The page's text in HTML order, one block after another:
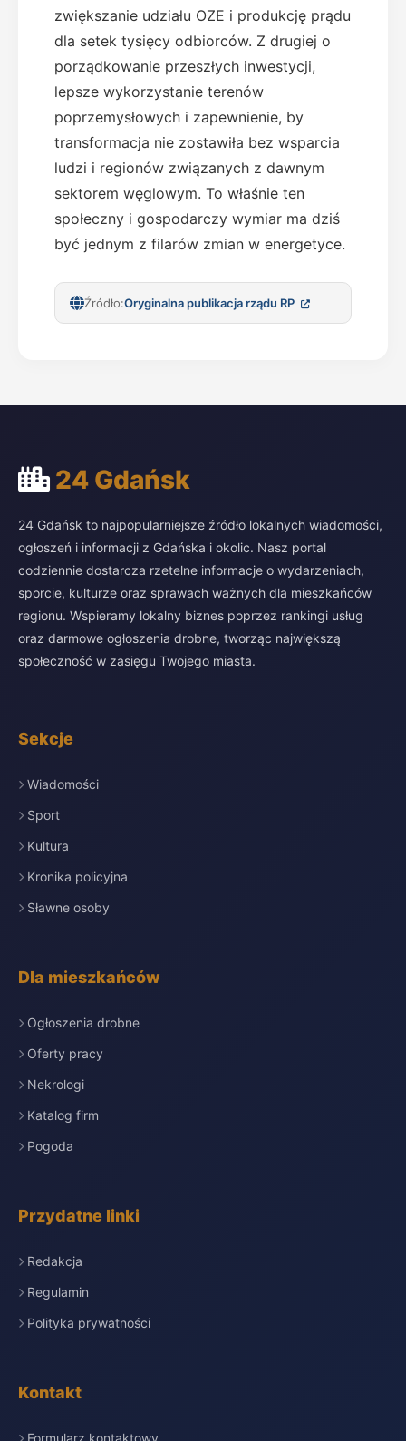
zwiększanie udziału OZE i produkcję prądu
dla setek tysięcy odbiorców. Z drugiej o
porządkowanie przeszłych inwestycji,
lepsze wykorzystanie terenów
poprzemysłowych i zapewnienie, by
transformacja nie zostawiła bez wsparcia
ludzi i regionów związanych z dawnym
sektorem węglowym. To właśnie ten
społeczny i gospodarczy wymiar ma dziś
być jednym z filarów zmian w energetyce.
Źródło:Oryginalna publikacja rządu RP
24 Gdańsk
24 Gdańsk to najpopularniejsze źródło lokalnych wiadomości,
ogłoszeń i informacji z Gdańska i okolic. Nasz portal
codziennie dostarcza rzetelne informacje o wydarzeniach,
sporcie, kulturze oraz sprawach ważnych dla mieszkańców
regionu. Wspieramy lokalny biznes poprzez rankingi usług
oraz darmowe ogłoszenia drobne, tworząc największą
społeczność w zasięgu Twojego miasta.
Sekcje
Wiadomości
Sport
Kultura
Kronika policyjna
Sławne osoby
Dla mieszkańców
Ogłoszenia drobne
Oferty pracy
Nekrologi
Katalog firm
Pogoda
Przydatne linki
Redakcja
Regulamin
Polityka prywatności
Kontakt
Formularz kontaktowy